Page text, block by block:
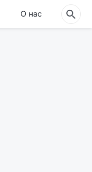
О нас